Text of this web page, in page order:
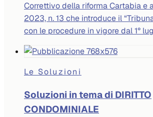
Correttivo della riforma Cartabia e
2023, n. 13 che introduce il
con le procedure in vigore dal 1°
Le Soluzioni
Soluzioni in tema di DIRITTO
CONDOMINIALE